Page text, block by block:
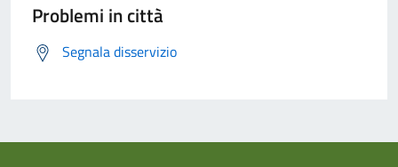
Problemi in città
Segnala disservizio